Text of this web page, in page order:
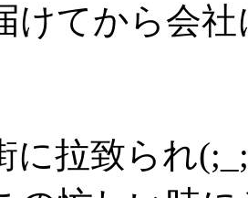
けてから会
に拉致られ